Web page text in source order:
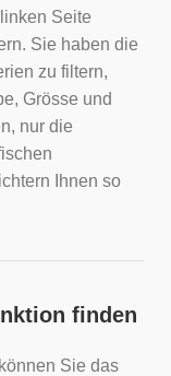
Seite
Sie haben die
zu filtern,
Grösse und
nur die
Ihnen so
finden
Sie das